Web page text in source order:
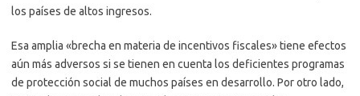
los países de altos ingresos.
Esa amplia «brecha en materia de incentivos fiscales» tiene efectos
aún más adversos si se tienen en cuenta los deficientes programas
de protección social de muchos países en desarrollo. Por otro lado,